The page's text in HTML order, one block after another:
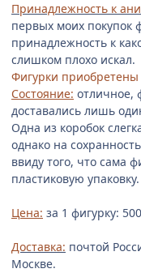
Принадлежность к
первых моих покупок
принадлежность к
слишком плохо искал.
Фигурки приобретены
Состояние: отличное,
доставались лишь
Одна из коробок
однако на
ввиду того, что сама
пластиковую упаковку.
Цена: за 1 фигурку:
Доставка: почтой
Москве.